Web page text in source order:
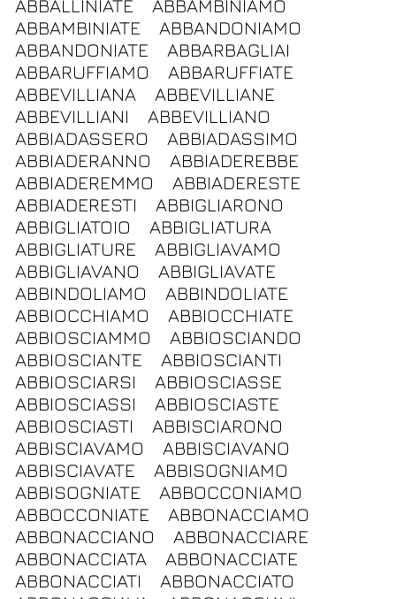
ABBALLINIATE
ABBAMBINIAMO
ABBAMBINIATE
ABBANDONIAMO
ABBANDONIATE
ABBARBAGLIAI
ABBARUFFIAMO
ABBARUFFIATE
ABBEVILLIANA
ABBEVILLIANE
ABBEVILLIANI
ABBEVILLIANO
ABBIADASSERO
ABBIADASSIMO
ABBIADERANNO
ABBIADEREBBE
ABBIADEREMMO
ABBIADERESTE
ABBIADERESTI
ABBIGLIARONO
ABBIGLIATOIO
ABBIGLIATURA
ABBIGLIATURE
ABBIGLIAVAMO
ABBIGLIAVANO
ABBIGLIAVATE
ABBINDOLIAMO
ABBINDOLIATE
ABBIOCCHIAMO
ABBIOCCHIATE
ABBIOSCIAMMO
ABBIOSCIANDO
ABBIOSCIANTE
ABBIOSCIANTI
ABBIOSCIARSI
ABBIOSCIASSE
ABBIOSCIASSI
ABBIOSCIASTE
ABBIOSCIASTI
ABBISCIARONO
ABBISCIAVAMO
ABBISCIAVANO
ABBISCIAVATE
ABBISOGNIAMO
ABBISOGNIATE
ABBOCCONIAMO
ABBOCCONIATE
ABBONACCIAMO
ABBONACCIANO
ABBONACCIARE
ABBONACCIATA
ABBONACCIATE
ABBONACCIATI
ABBONACCIATO